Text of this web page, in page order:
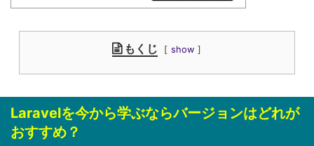
もくじ show
Laravelを今から学ぶならバージョンはどれが
おすすめ？